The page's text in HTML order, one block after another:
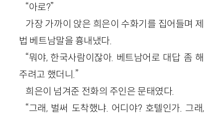
“아로?”
가장 가까이 앉은 희은이 수화기를 집어들며 제
법 베트남말을 흉내냈다.
“뭐야, 한국사람이잖아. 베트남어로 대답 좀 해
주려고 했더니.”
희은이 넘겨준 전화의 주인은 문태였다.
“그래, 벌써 도착했냐. 어디야? 호텔인가. 그래,